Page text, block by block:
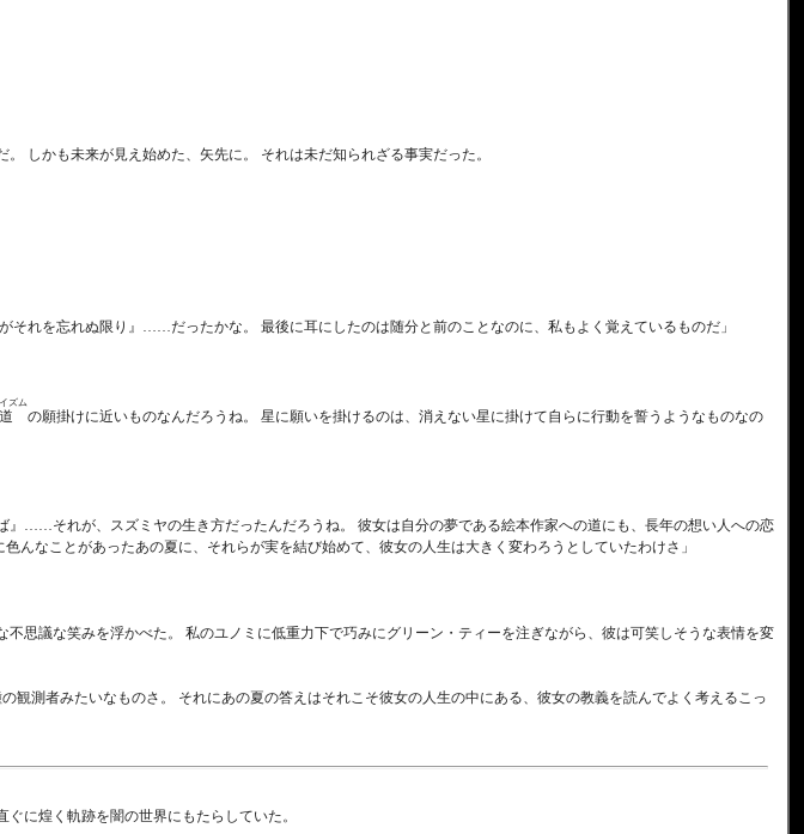
しかも未来が見え始めた、矢先に。 それは未だ知られざる事実だった。
それを忘れぬ限り』……だったかな。 最後に耳にしたのは随分と前のことなのに、私もよく覚えているものだ」
ズム
の願掛けに近いものなんだろうね。 星に願いを掛けるのは、消えない星に掛けて自らに行動を誓うようなものなの
』……それが、スズミヤの生き方だったんだろうね。 彼女は自分の夢である絵本作家への道にも、長年の想い人への恋
んなことがあったあの夏に、それらが実を結び始めて、彼女の人生は大きく変わろうとしていたわけさ」
思議な笑みを浮かべた。 私のユノミに低重力下で巧みにグリーン・ティーを注ぎながら、彼は可笑しそうな表情を変
観測者みたいなものさ。 それにあの夏の答えはそれこそ彼女の人生の中にある、彼女の教義を読んでよく考えるこっ
に煌く軌跡を闇の世界にもたらしていた。